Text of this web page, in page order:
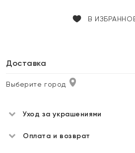
В
Доставка
Выберите город
Уход за украшениями
Оплата и возврат